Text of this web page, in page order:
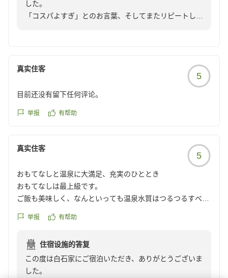
した。
「コスパよすぎ」とのお言葉、そしてまたリピートした
この度は誠にありがとうございました。
真实住客
5
目前还没有留下任何评论。
举报 有帮助
真实住客
5
おもてなしと温泉に大満足、充実のひととき
おもてなしは最上級です。
ご飯も美味しく、なんといっても温泉水質はつるつるすべす
同行者も大変喜んでいました。
過ごせました。
担当してくださった岡田さん、ありがとうございました。応
援しています。
举报 有帮助
住宿设施的答复
この度は白石家にご宿泊いただき、ありがとうございま
した。